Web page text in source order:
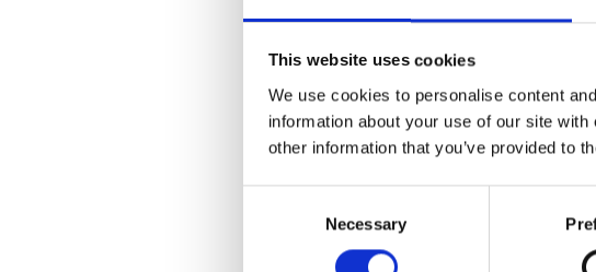
This website uses cookies
We use cookies to personalise content
information about your use of our site
other information that you’ve provided to
Necessary